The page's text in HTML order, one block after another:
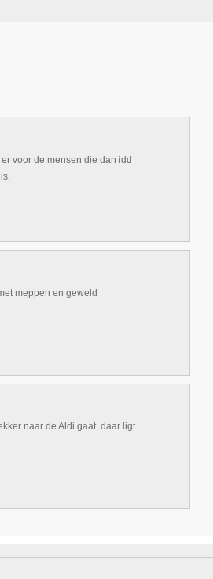
voor de mensen die dan idd
meppen en geweld
naar de Aldi gaat, daar ligt